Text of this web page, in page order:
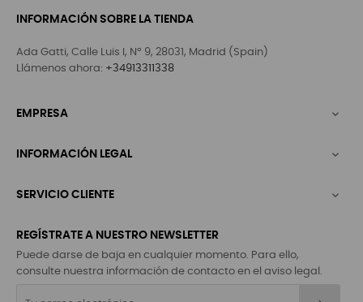
INFORMACIÓN SOBRE LA TIENDA
Ada Gatti, Calle Luis I, Nº 9, 28031, Madrid (Spain)
Llámenos ahora: +34913311338
EMPRESA 
INFORMACIÓN LEGAL 
SERVICIO CLIENTE 
REGÍSTRATE A NUESTRO NEWSLETTER
Puede darse de baja en cualquier momento. Para ello,
consulte nuestra información de contacto en el aviso legal.